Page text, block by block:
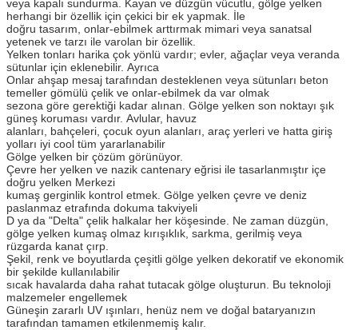
veya kapalı sundurma. Kayan ve düzgün vücutlu, gölge yelken
herhangi bir özellik için çekici bir ek yapmak. İle
doğru tasarım, onlar-ebilmek arttırmak mimari veya sanatsal
yetenek ve tarzı ile varolan bir özellik.
Yelken tonları harika çok yönlü vardır; evler, ağaçlar veya veranda
sütunlar için eklenebilir. Ayrıca
Onlar ahşap mesaj tarafından desteklenen veya sütunları beton
temeller gömülü çelik ve onlar-ebilmek da var olmak
sezona göre gerektiği kadar alınan. Gölge yelken son noktayı şık
güneş koruması vardır. Avlular, havuz
alanları, bahçeleri, çocuk oyun alanları, araç yerleri ve hatta giriş
yolları iyi cool tüm yararlanabilir
Gölge yelken bir çözüm görünüyor.
Çevre her yelken ve nazik cantenary eğrisi ile tasarlanmıştır içe
doğru yelken Merkezi
kumaş gerginlik kontrol etmek. Gölge yelken çevre ve deniz
paslanmaz etrafında dokuma takviyeli
D ya da "Delta" çelik halkalar her köşesinde. Ne zaman düzgün,
gölge yelken kumaş olmaz kırışıklık, sarkma, gerilmiş veya
rüzgarda kanat çırp.
Şekil, renk ve boyutlarda çeşitli gölge yelken dekoratif ve ekonomik
bir şekilde kullanılabilir
sıcak havalarda daha rahat tutacak gölge oluşturun. Bu teknoloji
malzemeler engellemek
Güneşin zararlı UV ışınları, henüz nem ve doğal bataryanızın
tarafından tamamen etkilenmemiş kalır.